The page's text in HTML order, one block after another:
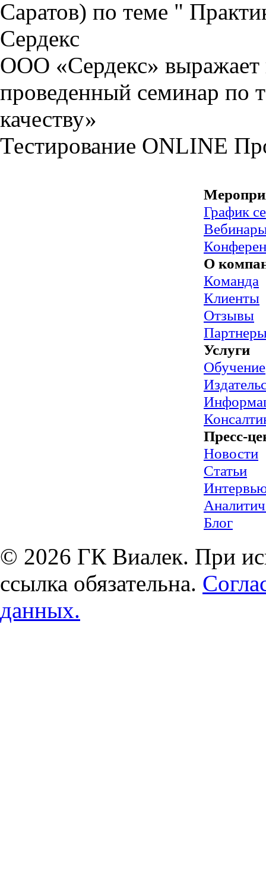
Саратов) по теме "
Сердекс
ООО «Сердекс» выражает
проведенный семинар по
качеству»
Тестирование ONLINE
График
О
Команда
Клиенты
Отзывы
Услуги
Обучение
Пресс-
Новости
Статьи
Блог
© 2026 ГК Виалек. При
ссылка обязательна.
данных.